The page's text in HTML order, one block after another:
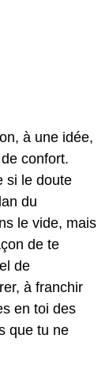
à une idée,
confort.
si le doute
du
le vide, mais
de te
de
à franchir
en toi des
que tu ne